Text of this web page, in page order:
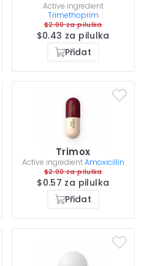
Active ingredient
Trimethoprim
$2.00 za pilulka
$0.43 za pilulka
Přidat
Trimox
Active ingredientAmoxicillin
$2.00 za pilulka
$0.57 za pilulka
Přidat